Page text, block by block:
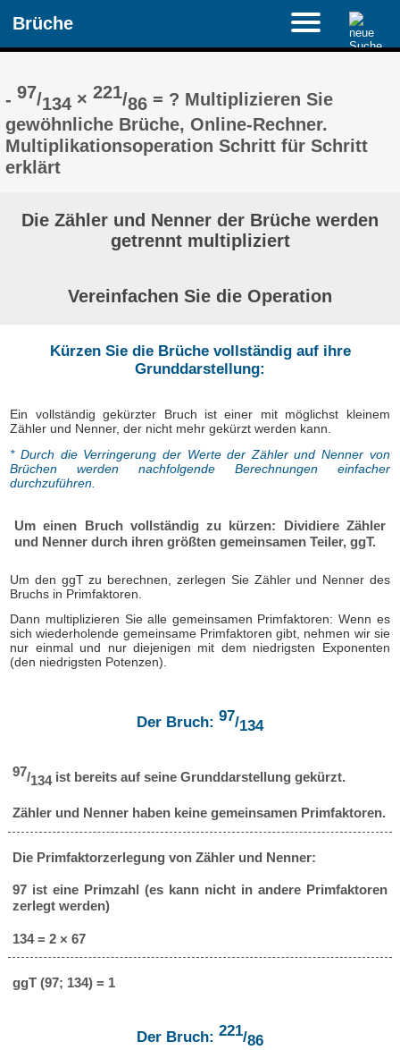
Brüche
-97/134 ×221/86 = ? Multiplizieren Sie
gewöhnliche Brüche, Online-Rechner.
Multiplikationsoperation Schritt für Schritt
erklärt
Die Zähler und Nenner der Brüche werden
getrennt multipliziert
Vereinfachen Sie die Operation
Kürzen Sie die Brüche vollständig auf ihre
Grunddarstellung:
Ein vollständig gekürzter Bruch ist einer mit möglichst kleinem
Zähler und Nenner, der nicht mehr gekürzt werden kann.
* Durch die Verringerung der Werte der Zähler und Nenner von
Brüchen werden nachfolgende Berechnungen einfacher
durchzuführen.
Um einen Bruch vollständig zu kürzen: Dividiere Zähler
und Nenner durch ihren größten gemeinsamen Teiler, ggT.
Um den ggT zu berechnen, zerlegen Sie Zähler und Nenner des
Bruchs in Primfaktoren.
Dann multiplizieren Sie alle gemeinsamen Primfaktoren: Wenn es
sich wiederholende gemeinsame Primfaktoren gibt, nehmen wir sie
nur einmal und nur diejenigen mit dem niedrigsten Exponenten
(den niedrigsten Potenzen).
Der Bruch: 97/134
97/134 ist bereits auf seine Grunddarstellung gekürzt.
Zähler und Nenner haben keine gemeinsamen Primfaktoren.
Die Primfaktorzerlegung von Zähler und Nenner:
97 ist eine Primzahl (es kann nicht in andere Primfaktoren
zerlegt werden)
134 = 2 × 67
ggT (97; 134) = 1
Der Bruch: 221/86